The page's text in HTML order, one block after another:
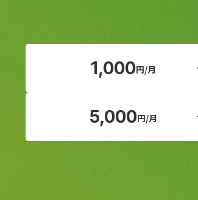
1,000円/月
5,000円/月